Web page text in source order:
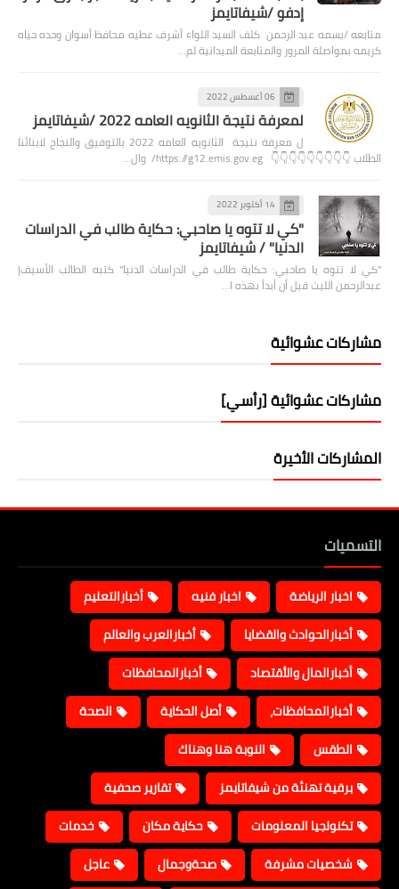
إدفو /شيفاتايمز
متابعه /بسمه عبد الرحمن كلف السيد اللواء أشرف عطيه محافظ أسوان وحده حياه
كريمه بمواصلة المرور والمتابعة الميدانية لم…
06 أغسطس 2022
لمعرفة نتيجة الثانويه العامه 2022 /شيفاتايمز
ل معرفة نتيجة الثانويه العامه 2022 بالتوفيق والنجاح لابنائنا
الطلاب 👇👇👇👇👇👇👇👇👇 https://g12.emis.gov.eg/ وال…
14 أكتوبر 2022
"كي لا تتوه يا صاحبي: حكاية طالب في الدراسات
الدنيا" / شيفاتايمز
"كي لا تتوه يا صاحبي: حكاية طالب في الدراسات الدنيا" كتبه الطالب الأسيف|
عبدالرحمن الليث قبل أن أبدأ بهذه ا…
مشاركات عشوائية
مشاركات عشوائية [رأسي]
المشاركات الأخيرة
التسميات
اخبار الرياضة اخبار فنيه
أخبارالتعليم
أخبارالحوادث والقضايا
أخبارالعرب والعالم
أخبارالمال والأقتصاد
أخبارالمحافظات
أخبارالمحافظات،
أصل الحكاية
الصحة
الطقس
النوبة هنا وهناك
برقية تهنئة من شيفاتايمز
تقارير صحفية
تكنولجيا المعلومات
حكاية مكان
خدمات
شخصيات مشرفة
صحةوجمال
عاجل